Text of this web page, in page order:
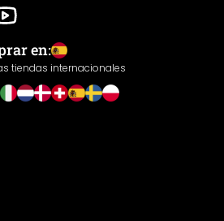
en:
tiendas internacionales